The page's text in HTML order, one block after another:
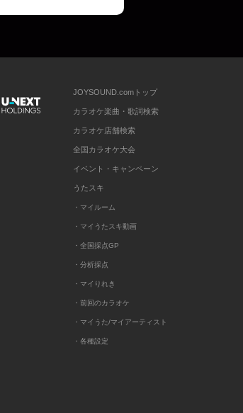
JOYSOUND.comトップ
カラオケ楽曲・歌詞検索
カラオケ店舗検索
全国カラオケ大会
イベント・キャンペーン
うたスキ
・マイルーム
・マイうたスキ動画
・全国採点GP
・分析採点
・マイりれき
・前回のカラオケ
・マイうた/マイアーティスト
・各種設定